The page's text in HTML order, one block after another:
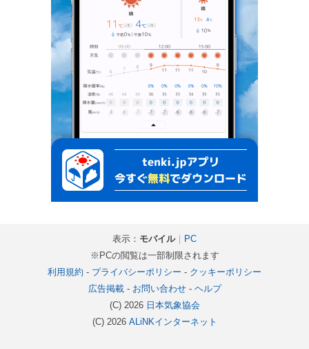
表示： モバイル｜ PC
※PCの閲覧は一部制限されます
利用規約 - プライバシーポリシー - クッキーポリシー
広告掲載- お問い合わせ- ヘルプ
(C) 2026 日本気象協会
(C) 2026 ALiNKインターネット